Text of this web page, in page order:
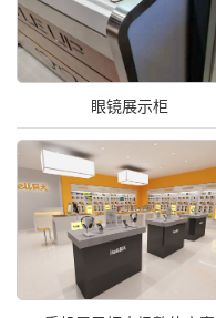
眼镜展示柜